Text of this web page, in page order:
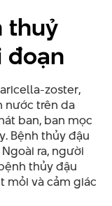
thuỷ
đoạn
zoster,
nước trên da
ban, ban mọc
Bệnh thủy đậu
ra, người
thủy đậu
mỏi và cảm giác